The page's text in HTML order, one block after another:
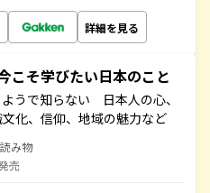
詳細を見る
こそ学びたい日本のこと
うで知らない 日本人の心、
化、信仰、地域の魅力など
み物
売